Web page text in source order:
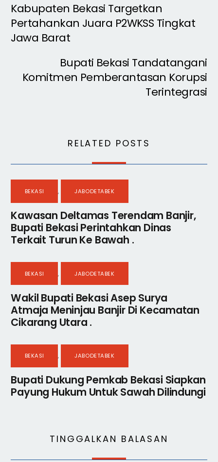
Kabupaten Bekasi Targetkan
Pertahankan Juara P2WKSS Tingkat
Jawa Barat
Bupati Bekasi Tandatangani
Komitmen Pemberantasan Korupsi
Terintegrasi
RELATED POSTS
BEKASI , JABODETABEK
Kawasan Deltamas Terendam Banjir,
Bupati Bekasi Perintahkan Dinas
Terkait Turun Ke Bawah .
BEKASI , JABODETABEK
Wakil Bupati Bekasi Asep Surya
Atmaja Meninjau Banjir Di Kecamatan
Cikarang Utara .
BEKASI , JABODETABEK
Bupati Dukung Pemkab Bekasi Siapkan
Payung Hukum Untuk Sawah Dilindungi
TINGGALKAN BALASAN